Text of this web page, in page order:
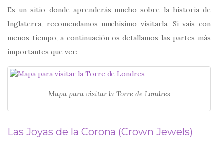
Es un sitio donde aprenderás mucho sobre la historia de
Inglaterra, recomendamos muchísimo visitarla. Si vais con
menos tiempo, a continuación os detallamos las partes más
importantes que ver:
Mapa para visitar la Torre de Londres
Las Joyas de la Corona (Crown Jewels)